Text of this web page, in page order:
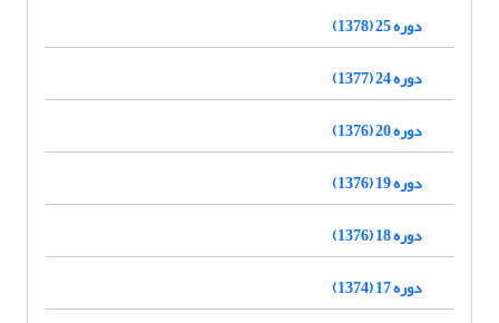
دوره 25 (1378)
دوره 24 (1377)
دوره 20 (1376)
دوره 19 (1376)
دوره 18 (1376)
دوره 17 (1374)